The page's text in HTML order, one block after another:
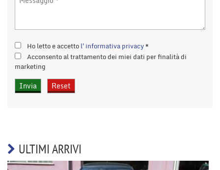
Ho letto e accettol'informativa privacy*
Acconsento al trattamento dei miei dati per finalità di
marketing
ULTIMI ARRIVI